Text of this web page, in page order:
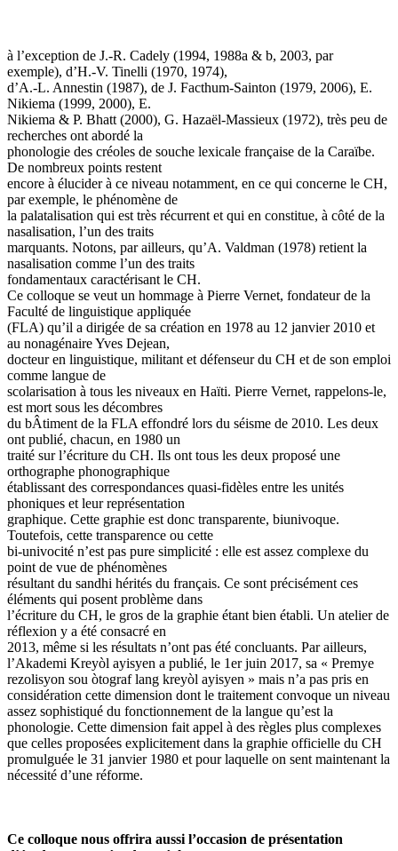
à l’exception de J.-R. Cadely (1994, 1988a & b, 2003, par
exemple), d’H.-V. Tinelli (1970, 1974),
d’A.-L. Annestin (1987), de J. Facthum-Sainton (1979, 2006), E.
Nikiema (1999, 2000), E.
Nikiema & P. Bhatt (2000), G. Hazaël-Massieux (1972), très peu de
recherches ont abordé la
phonologie des créoles de souche lexicale française de la Caraïbe.
De nombreux points restent
encore à élucider à ce niveau notamment, en ce qui concerne le CH,
par exemple, le phénomène de
la palatalisation qui est très récurrent et qui en constitue, à côté de la
nasalisation, l’un des traits
marquants. Notons, par ailleurs, qu’A. Valdman (1978) retient la
nasalisation comme l’un des traits
fondamentaux caractérisant le CH.
Ce colloque se veut un hommage à Pierre Vernet, fondateur de la
Faculté de linguistique appliquée
(FLA) qu’il a dirigée de sa création en 1978 au 12 janvier 2010 et
au nonagénaire Yves Dejean,
docteur en linguistique, militant et défenseur du CH et de son emploi
comme langue de
scolarisation à tous les niveaux en Haïti. Pierre Vernet, rappelons-le,
est mort sous les décombres
du bÂtiment de la FLA effondré lors du séisme de 2010. Les deux
ont publié, chacun, en 1980 un
traité sur l’écriture du CH. Ils ont tous les deux proposé une
orthographe phonographique
établissant des correspondances quasi-fidèles entre les unités
phoniques et leur représentation
graphique. Cette graphie est donc transparente, biunivoque.
Toutefois, cette transparence ou cette
bi-univocité n’est pas pure simplicité : elle est assez complexe du
point de vue de phénomènes
résultant du sandhi hérités du français. Ce sont précisément ces
éléments qui posent problème dans
l’écriture du CH, le gros de la graphie étant bien établi. Un atelier de
réflexion y a été consacré en
2013, même si les résultats n’ont pas été concluants. Par ailleurs,
l’Akademi Kreyòl ayisyen a publié, le 1er juin 2017, sa « Premye
rezolisyon sou òtograf lang kreyòl ayisyen » mais n’a pas pris en
considération cette dimension dont le traitement convoque un niveau
assez sophistiqué du fonctionnement de la langue qu’est la
phonologie. Cette dimension fait appel à des règles plus complexes
que celles proposées explicitement dans la graphie officielle du CH
promulguée le 31 janvier 1980 et pour laquelle on sent maintenant la
nécessité d’une réforme.
Ce colloque nous offrira aussi l’occasion de présentation